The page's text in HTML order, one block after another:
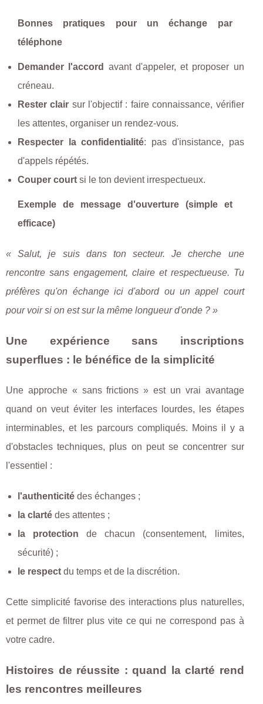
Bonnes pratiques pour un échange par
téléphone
Demander l'accord
avant d'appeler, et proposer un
créneau.
Rester clair sur l'objectif : faire connaissance, vérifier
les attentes, organiser un rendez-vous.
Respecter la confidentialité: pas d'insistance, pas
d'appels répétés.
Couper court si le ton devient irrespectueux.
Exemple de message d'ouverture (simple et
efficace)
« Salut, je suis dans ton secteur. Je cherche une
rencontre sans engagement, claire et respectueuse. Tu
préfères qu'on échange ici d'abord ou un appel court
pour voir si on est sur la même longueur d'onde ? »
Une expérience sans inscriptions
superflues : le bénéfice de la simplicité
Une approche « sans frictions » est un vrai avantage
quand on veut éviter les interfaces lourdes, les étapes
interminables, et les parcours compliqués. Moins il y a
d'obstacles techniques, plus on peut se concentrer sur
l'essentiel :
l'authenticité des échanges ;
la clarté des attentes ;
la protection de chacun (consentement, limites,
sécurité) ;
le respect du temps et de la discrétion.
Cette simplicité favorise des interactions plus naturelles,
et permet de filtrer plus vite ce qui ne correspond pas à
votre cadre.
Histoires de réussite : quand la clarté rend
les rencontres meilleures